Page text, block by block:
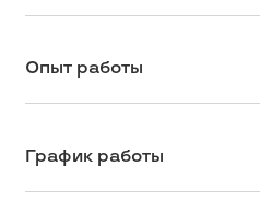
Опыт работы
График работы